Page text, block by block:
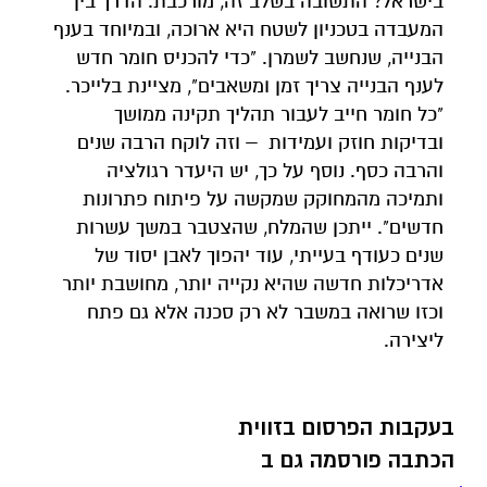
המעבדה בטכניון לשטח היא ארוכה, ובמיוחד בענף
הבנייה, שנחשב לשמרן. "כדי להכניס חומר חדש
לענף הבנייה צריך זמן ומשאבים", מציינת בלייכר.
"כל חומר חייב לעבור תהליך תקינה ממושך
ובדיקות חוזק ועמידות – וזה לוקח הרבה שנים
והרבה כסף. נוסף על כך, יש היעדר רגולציה
ותמיכה מהמחוקק שמקשה על פיתוח פתרונות
חדשים". ייתכן שהמלח, שהצטבר במשך עשרות
שנים כעודף בעייתי, עוד יהפוך לאבן יסוד של
אדריכלות חדשה שהיא נקייה יותר, מחושבת יותר
וכזו שרואה במשבר לא רק סכנה אלא גם פתח
ליצירה.
בעקבות הפרסום בזווית
הכתבה פורסמה גם ב